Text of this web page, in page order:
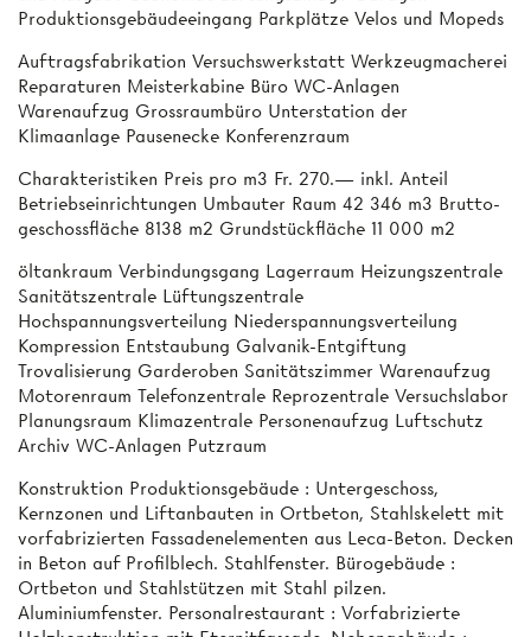
Produktionsgebäudeeingang Parkplätze Velos und Mopeds
Auftragsfabrikation Versuchswerkstatt Werkzeugmacherei
Reparaturen Meisterkabine Büro WC-Anlagen
Warenaufzug Grossraumbüro Unterstation der
Klimaanlage Pausenecke Konferenzraum
Charakteristiken Preis pro m3 Fr. 270.— inkl. Anteil
Betriebseinrichtungen Umbauter Raum 42 346 m3 Brutto­
geschossfläche 8138 m2 Grundstückfläche 11 000 m2
öltankraum Verbindungsgang Lagerraum Heizungszentrale
Sanitätszentrale Lüftungszentrale
Hochspannungsverteilung Niederspannungsverteilung
Kompression Entstaubung Galvanik-Entgiftung
Trovalisierung Garderoben Sanitätszimmer Warenaufzug
Motorenraum Telefonzentrale Reprozentrale Versuchslabor
Planungsraum Klimazentrale Personenaufzug Luftschutz
Archiv WC-Anlagen Putzraum
Konstruktion Produktionsgebäude : Untergeschoss,
Kernzonen und Liftanbauten in Ortbeton, Stahlskelett mit
vorfabrizierten Fassadenelementen aus Leca-Beton. Decken
in Beton auf Profilblech. Stahlfenster. Bürogebäude :
Ortbeton und Stahlstützen mit Stahl­ pilzen.
Aluminiumfenster. Personalrestaurant : Vorfabrizierte